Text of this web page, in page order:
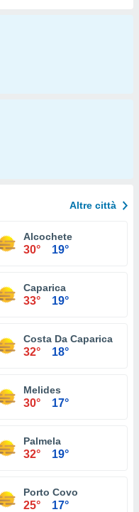
Altre città
Alcochete
30° 19°
Caparica
33° 19°
Costa Da Caparica
32° 18°
Melides
30° 17°
Palmela
32° 19°
Porto Covo
25° 17°